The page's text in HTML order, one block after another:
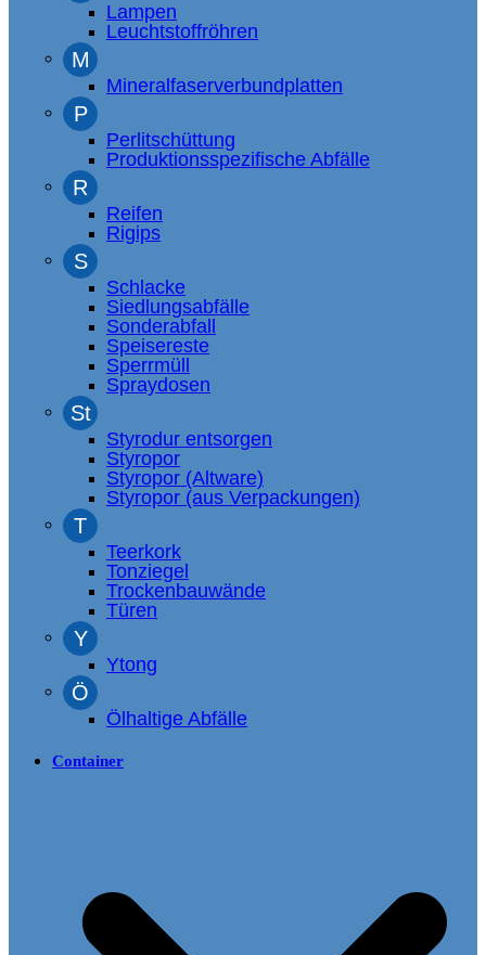
Lampen
Leuchtstoffröhren
M
Mineralfaserverbundplatten
P
Perlitschüttung
Produktionsspezifische Abfälle
R
Reifen
Rigips
S
Schlacke
Siedlungsabfälle
Sonderabfall
Speisereste
Sperrmüll
Spraydosen
St
Styrodur entsorgen
Styropor
Styropor (Altware)
Styropor (aus Verpackungen)
T
Teerkork
Tonziegel
Trockenbauwände
Türen
Y
Ytong
Ö
Ölhaltige Abfälle
Container